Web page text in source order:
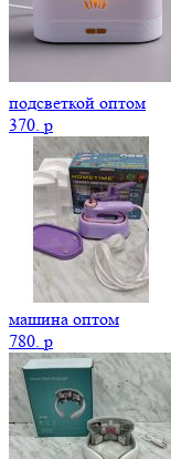
подсветкой оптом
370. p
машина оптом
780. p